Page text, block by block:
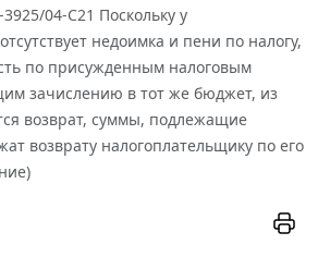
04-С21 Поскольку у
недоимка и пени по налогу,
по присужденным налоговым
зачислению в тот же бюджет, из
возврат, суммы, подлежащие
возврату налогоплательщику по его